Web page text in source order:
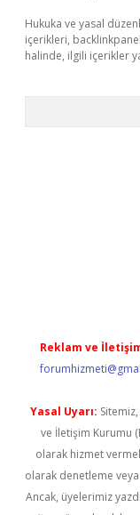
Hukuka ve yasal
içerikleri,
halinde, ilgili içerikler
Reklam ve
Yasal Uyarı:
ve İletişim Kurumu
olarak hizmet
olarak denetleme
Ancak, üyelerimiz